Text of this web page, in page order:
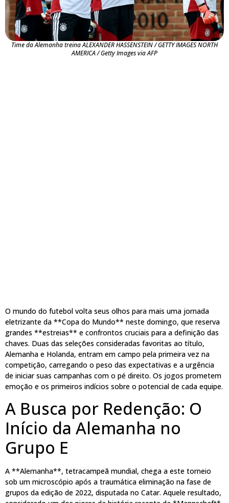
Time da Alemanha treina ALEXANDER HASSENSTEIN / GETTY IMAGES NORTH
AMERICA / Getty Images via AFP
O mundo do futebol volta seus olhos para mais uma jornada
eletrizante da **Copa do Mundo** neste domingo, que reserva
grandes **estreias** e confrontos cruciais para a definição das
chaves. Duas das seleções consideradas favoritas ao título,
Alemanha e Holanda, entram em campo pela primeira vez na
competição, carregando o peso das expectativas e a urgência
de iniciar suas campanhas com o pé direito. Os jogos prometem
emoção e os primeiros indícios sobre o potencial de cada equipe.
A Busca por Redenção: O
Início da Alemanha no
Grupo E
A **Alemanha**, tetracampeã mundial, chega a este torneio
sob um microscópio após a traumática eliminação na fase de
grupos da edição de 2022, disputada no Catar. Aquele resultado,